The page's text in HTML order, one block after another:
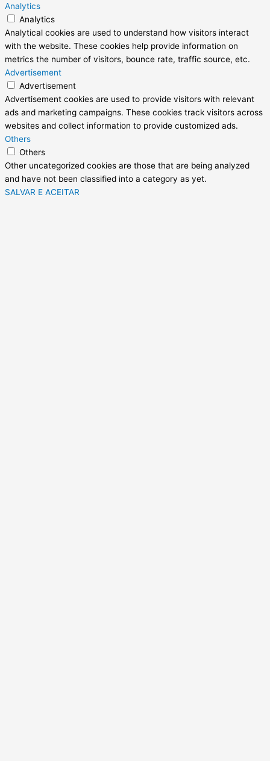
Analytics
Analytics
Analytical cookies are used to understand how visitors interact
with the website. These cookies help provide information on
metrics the number of visitors, bounce rate, traffic source, etc.
Advertisement
Advertisement
Advertisement cookies are used to provide visitors with relevant
ads and marketing campaigns. These cookies track visitors across
websites and collect information to provide customized ads.
Others
Others
Other uncategorized cookies are those that are being analyzed
and have not been classified into a category as yet.
SALVAR E ACEITAR